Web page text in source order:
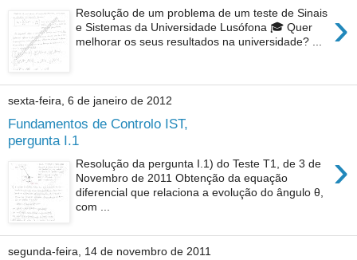
›
Resolução de um problema de um teste de Sinais
e Sistemas da Universidade Lusófona 🎓 Quer
melhorar os seus resultados na universidade? ...
sexta-feira, 6 de janeiro de 2012
Fundamentos de Controlo IST,
pergunta I.1
›
Resolução da pergunta I.1) do Teste T1, de 3 de
Novembro de 2011 Obtenção da equação
diferencial que relaciona a evolução do ângulo θ,
com ...
segunda-feira, 14 de novembro de 2011